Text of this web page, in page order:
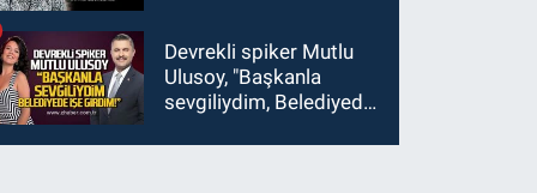
Devrekli spiker Mutlu
Ulusoy, "Başkanla
sevgiliydim, Belediyede